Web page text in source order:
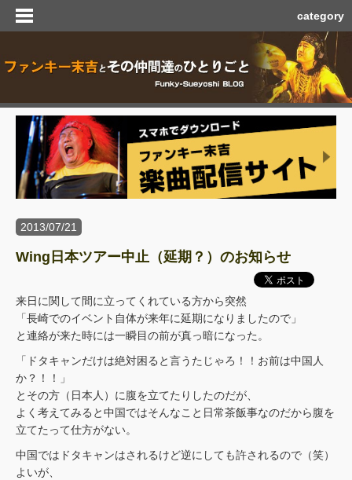
category
2013/07/21
Wing日本ツアー中止（延期？）のお知らせ
来日に関して間に立ってくれている方から突然
「長崎でのイベント自体が来年に延期になりましたので」
と連絡が来た時には一瞬目の前が真っ暗になった。
「ドタキャンだけは絶対困ると言うたじゃろ！！お前は中国人
か？！！」
とその方（日本人）に腹を立てたりしたのだが、
よく考えてみると中国ではそんなこと日常茶飯事なのだから腹を
立てたって仕方がない。
中国ではドタキャンはされるけど逆にしても許されるので（笑）
よいが、